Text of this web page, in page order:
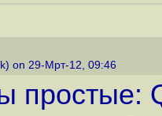
on 29-Мрт-12, 09:46
простые: